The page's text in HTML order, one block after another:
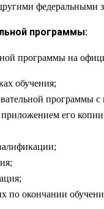
федеральными
программы:
программы на
обучения;
программы
его
по окончании